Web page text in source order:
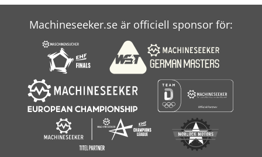
Machineseeker.se är officiell sponsor för: